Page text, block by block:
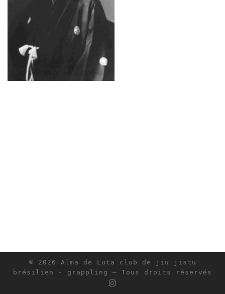
© 2026 Alma de Luta club de jiu jistu
brésilien - grappling
– Tous droits réservés